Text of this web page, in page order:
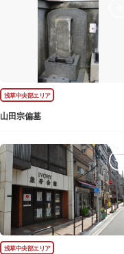
浅草中央部エリア
山田宗偏墓
浅草中央部エリア